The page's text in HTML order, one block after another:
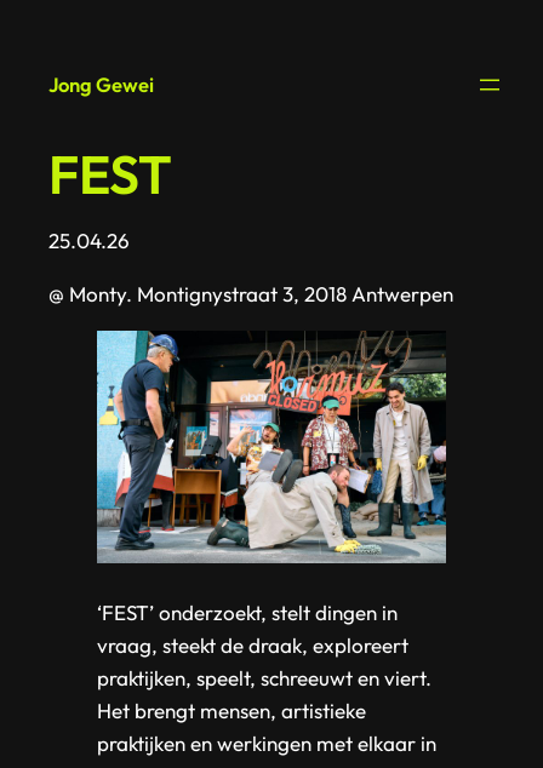
Jong Gewei
FEST
25.04.26
@ Monty. Montignystraat 3, 2018 Antwerpen
‘FEST’ onderzoekt, stelt dingen in
vraag, steekt de draak, exploreert
praktijken, speelt, schreeuwt en viert.
Het brengt mensen, artistieke
praktijken en werkingen met elkaar in